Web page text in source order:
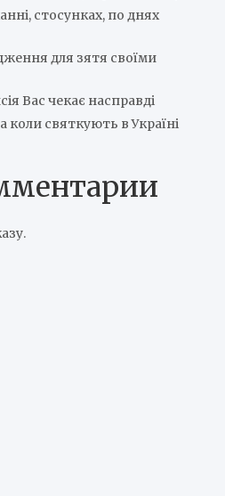
стосунках, по днях
для зятя своїми
Вас чекає насправді
коли святкують в Україні